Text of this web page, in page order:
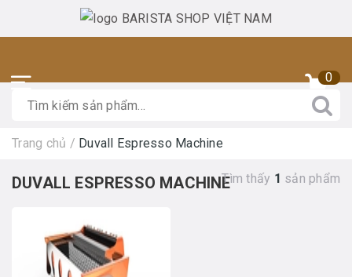
0
Trang chủ / Duvall Espresso Machine
DUVALL ESPRESSO MACHINETìm thấy 1 sản phẩm